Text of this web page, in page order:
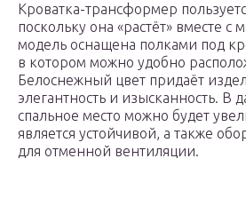
Кроватка-трансформер
поскольку она «растёт» вместе с
модель оснащена полками под
в котором можно удобно
Белоснежный цвет придаёт
элегантность и изысканность. В
спальное место можно будет
является устойчивой, а также
для отменной вентиляции.